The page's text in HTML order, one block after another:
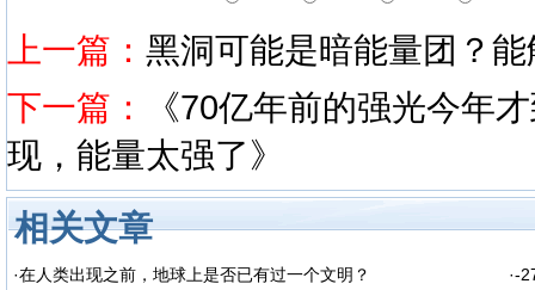
上一篇： 黑洞可能是暗能量团？
下一篇：
《70亿年前的强光今年
现，能量太强了》
相关文章
·在人类出现之前，地球上是否已有过一个文明？ ·-